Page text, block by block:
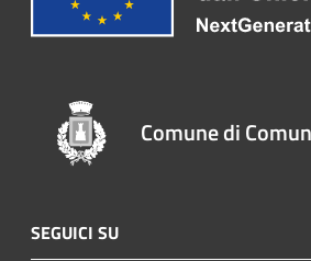
Comune di
SEGUICI SU